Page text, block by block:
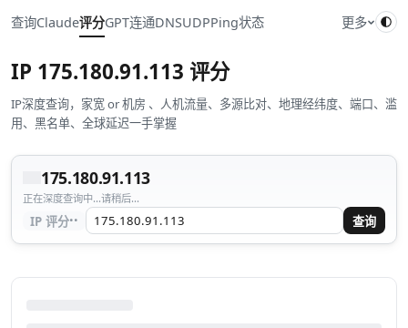
查询Claude评分GPT连通DNSUDPPing状态 更多
IP 175.180.91.113 评分
IP深度查询，家宽 or 机房 、人机流量、多源比对、地理经纬度、端口、滥
用、黑名单、全球延迟一手掌握
175.180.91.113
正在深度查询中...请稍后...
IP 评分·· 查询